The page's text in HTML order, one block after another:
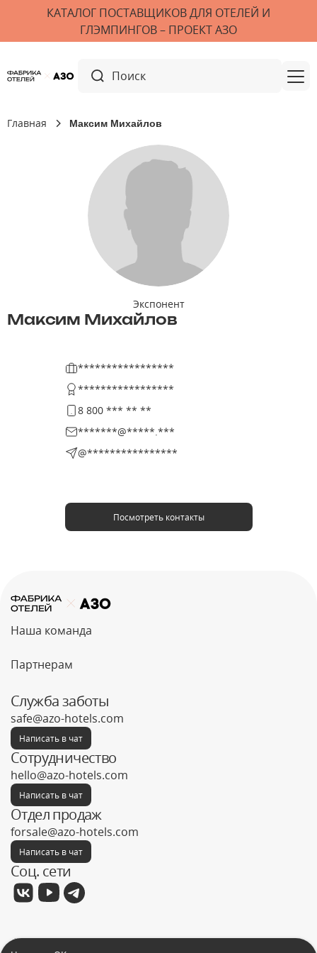
КАТАЛОГ ПОСТАВЩИКОВ ДЛЯ ОТЕЛЕЙ И
ГЛЭМПИНГОВ – ПРОЕКТ АЗО
Главная Максим Михайлов
Экспонент
Максим Михайлов
*****************
*****************
8 800 *** ** **
*******@*****.***
@****************
Посмотреть контакты
Наша команда
Партнерам
Служба заботы
safe@azo-hotels.com
Написать в чат
Сотрудничество
hello@azo-hotels.com
Написать в чат
Отдел продаж
forsale@azo-hotels.com
Написать в чат
Соц. сети
Фабрика отелей © 2026